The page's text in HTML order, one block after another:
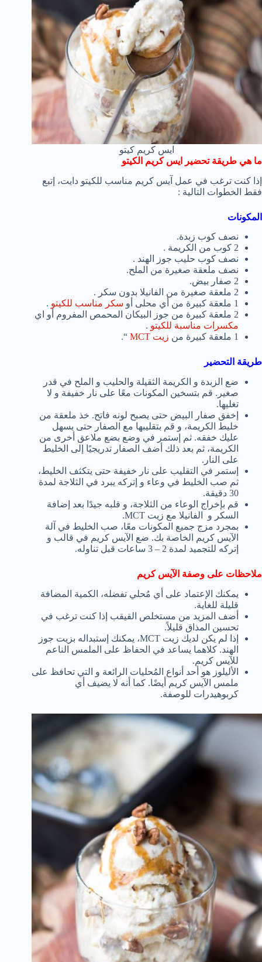
ايس كريم كيتو
ما هي طريقة تحضير ايس كريم الكيتو
إذا كنت ترغب في عمل آيس كريم مناسب للكيتو دايت، إتبع
فقط الخطوات التالية :
المكونات
نصف كوب زبدة.
2 كوب من الكريمة .
نصف كوب حليب جوز الهند .
نصف ملعقة صغيرة من الملح.
2 صفار بيض.
2 ملعقة صغيرة من الفانيلا بدون سكر .
1 ملعقة كبيرة من أي محلى أو
سكر مناسب للكيتو .
2 ملعقة كبيرة من جوز البيكان المحمص المفروم أو اي
مكسرات مناسبة للكيتو .
1 ملعقة كبيرة من
زيت MCT “.
طريقة التحضير
ضع الزبدة و الكريمة الثقيلة والحليب و الملح في قدر
صغير. قم بتسخين المكونات معًا على نار خفيفة و لا
تغليها.
إخفق صفار البيض حتى يصبح لونه فاتح. خذ ملعقة من
خليط الكريمة، و قم بتقليبها مع الصفار حتى يسهل
عليك خفقه. ثم إستمر في وضع بضع ملاعق أخرى من
الكريمة، ثم بعد ذلك أضف الصفار تدريجيًا إلى الخليط
على النار.
إستمر في التقليب على نار خفيفة حتى يتكثف الخليط،
ثم صب الخليط في وعاء و إتركه يبرد في الثلاجة لمدة
30 دقيقة.
قم بإخراج الوعاء من الثلاجة، و قلبه جيدًا بعد إضافة
السكر و الفانيلا مع زيت MCT.
بمجرد مزج جميع المكونات معًا، صب الخليط في آلة
الآيس كريم الخاصة بك. ضع الآيس كريم في قالب و
إتركه للتجميد لمدة 2 – 3 ساعات قبل تناوله.
ملاحظات على وصفة الآيس كريم
يمكنك الإعتماد على أي مُحلي تفضله، الكمية المضافة
قليلة للغاية.
أضف المزيد من مستخلص القيقب إذا كنت ترغب في
تحسين المذاق قليلاً.
إذا لم يكن لديك زيت MCT، يمكنك إستبداله بزيت جوز
الهند. كلاهما يساعد في الحفاظ على الملمس الناعم
للآيس كريم.
الأليلوز هو أحد أنواع المُحليات الرائعة و التي تحافظ على
ملمس الآيس كريم أيضًا. كما أنه لا يضيف أي
كربوهيدرات للوصفة.